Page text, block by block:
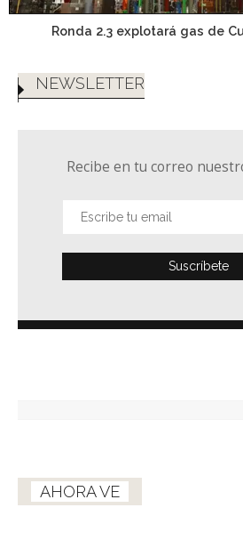
Ronda 2.3 explotará gas de
NEWSLETTER
Recibe en tu correo
AHORA VE